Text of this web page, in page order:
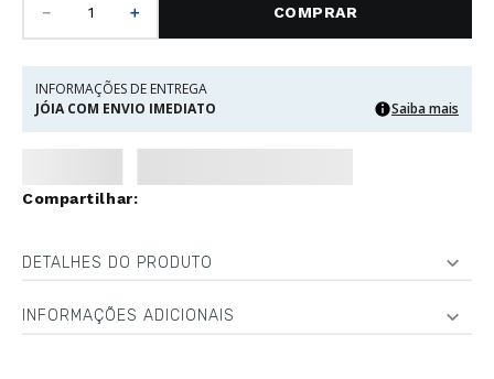
＋
－ COMPRAR
INFORMAÇÕES DE ENTREGA
JÓIA COM ENVIO IMEDIATO
Saiba mais
DETALHES DO PRODUTO
INFORMAÇÕES ADICIONAIS